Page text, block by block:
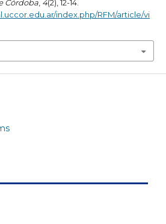
Córdoba, 4(2), 12-14.
index.php/RFM/article/vi